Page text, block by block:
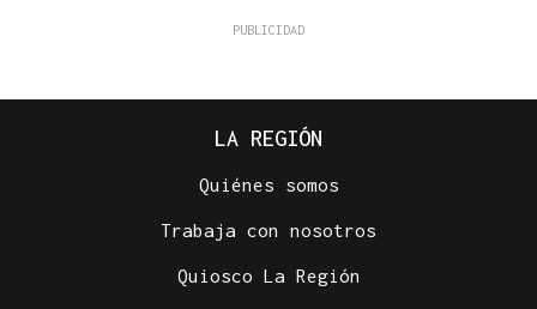
LA REGIÓN
Quiénes somos
Trabaja con nosotros
Quiosco La Región